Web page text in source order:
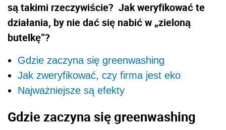
są takimi rzeczywiście? Jak weryfikować te
działania, by nie dać się nabić w „zieloną
butelkę”?
Gdzie zaczyna się greenwashing
Jak zweryfikować, czy firma jest eko
Najważniejsze są efekty
Gdzie zaczyna się greenwashing